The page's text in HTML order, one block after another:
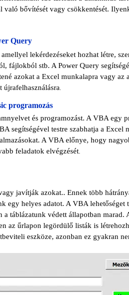
bővítését vagy csökkentését.
Query
amellyel lekérdezéseket hozhat létre,
fájlokból stb. A Power Query
azokat a Excel munkalapra vagy az
újrafelhasználásra
programozás
és programozást. A VBA egy
segítségével testre szabhatja a Excel
A VBA előnye, hogy
feladatok elvégzését.
javítják azokat.. Ennek több
helyes adatot. A VBA lehetőséget
táblázatunk védett állapotban marad.
az űrlapon legördülő listák is
eszköze, azonban ez gyakran